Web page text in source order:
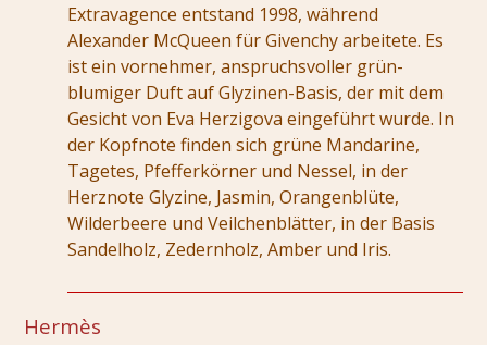
Extravagence entstand 1998, während
Alexander McQueen für Givenchy arbeitete. Es
ist ein vornehmer, anspruchsvoller grün-
blumiger Duft auf Glyzinen-Basis, der mit dem
Gesicht von Eva Herzigova eingeführt wurde. In
der Kopfnote finden sich grüne Mandarine,
Tagetes, Pfefferkörner und Nessel, in der
Herznote Glyzine, Jasmin, Orangenblüte,
Wilderbeere und Veilchenblätter, in der Basis
Sandelholz, Zedernholz, Amber und Iris.
Hermès